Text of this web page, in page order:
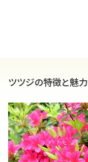
ツツジの特徴と魅力